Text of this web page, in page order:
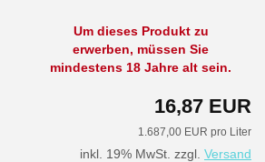
Um dieses Produkt zu
erwerben, müssen Sie
mindestens 18 Jahre alt sein.
16,87 EUR
1.687,00 EUR pro Liter
inkl. 19% MwSt. zzgl. Versand